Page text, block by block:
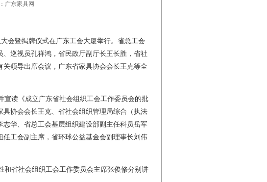
广东家具网
会暨揭牌仪式在广东工会大厦举行。省总工会
巡视员孔祥鸿，省民政厅副厅长王长胜，省社
领导出席会议，广东省家具协会会长王克等全
读《成立广东省社会组织工会工作委员会的批
协会会长王克、省社会组织管理局综合（执法
华、省总工会基层组织建设部副主任科员岳军
工会副主席，省环球公益基金会副理事长刘伟
省社会组织工会工作委员会主席张俊修分别讲